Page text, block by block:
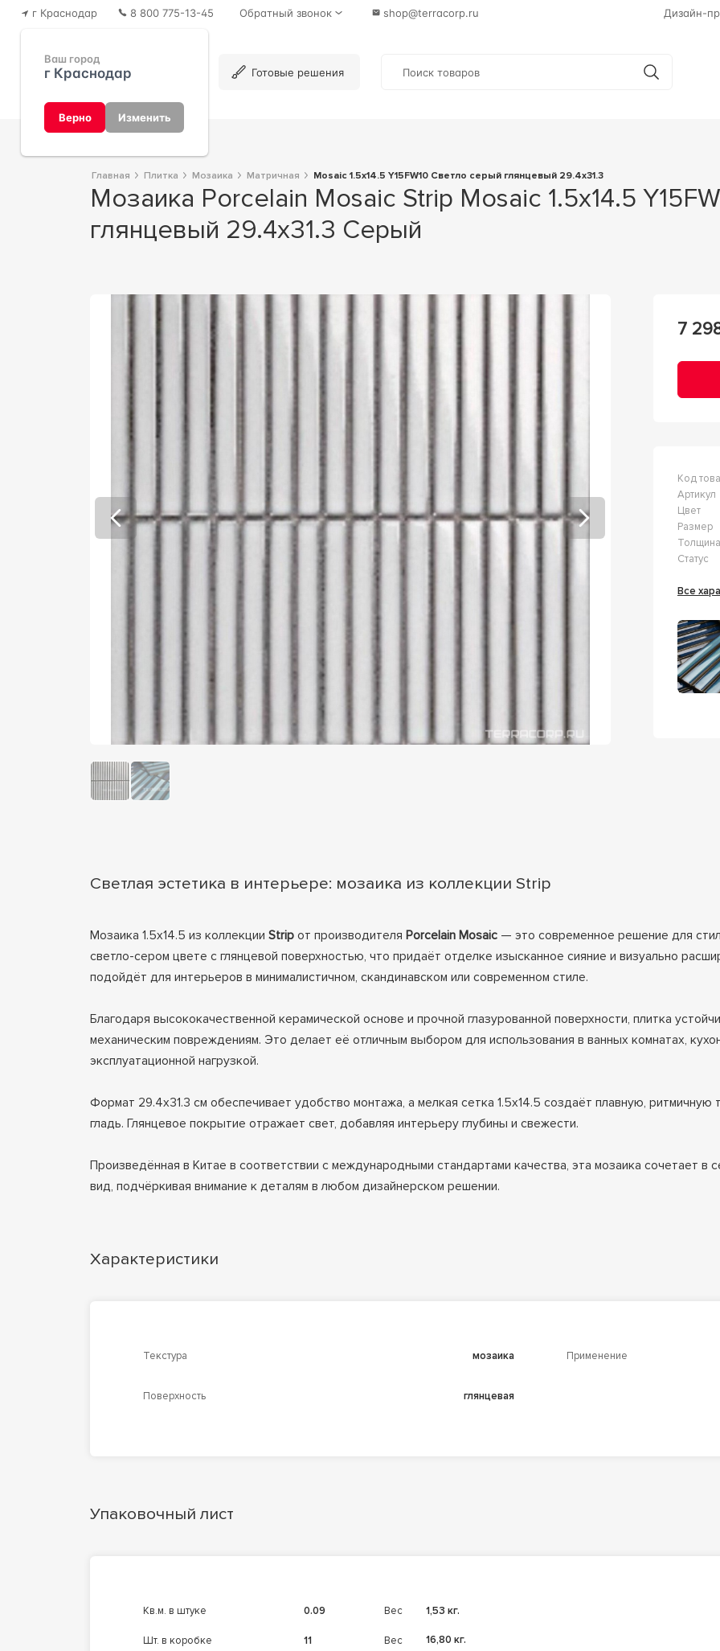
г Краснодар
Ваш город
г Краснодар
Верно Изменить
8 800 775-13-45 Обратный звонок shop@terracorp.ru Дизайн-
Готовые решения
Главная Плитка Мозаика Матричная Mosaic 1.5х14.5 Y15FW10 Светло серый глянцевый 29.4х31.3
Мозаика Porcelain Mosaic Strip Mosaic 1.5х14.5 Y15FW10 Светло серый
глянцевый 29.4х31.3 Серый
7
Код
Артикул
Цвет
Размер
Толщина
Статус
Все
Светлая эстетика в интерьере: мозаика из коллекции Strip
Мозаика 1.5х14.5 из коллекции Stripот производителя Porcelain Mosaic— это современное решение для
светло-сером цвете с глянцевой поверхностью, что придаёт отделке изысканное сияние и визуально
подойдёт для интерьеров в минималистичном, скандинавском или современном стиле.
Благодаря высококачественной керамической основе и прочной глазурованной поверхности, плитка
механическим повреждениям. Это делает её отличным выбором для использования в ванных комнатах,
эксплуатационной нагрузкой.
Формат 29.4х31.3 см обеспечивает удобство монтажа, а мелкая сетка 1.5х14.5 создаёт плавную,
гладь. Глянцевое покрытие отражает свет, добавляя интерьеру глубины и свежести.
Произведённая в Китае в соответствии с международными стандартами качества, эта мозаика сочетает в
вид, подчёркивая внимание к деталям в любом дизайнерском решении.
Характеристики
Текстура мозаика Применение
Поверхность глянцевая
Упаковочный лист
кв.м. в штуке 0.09 Вес 1,53 кг.
шт. в коробке 11 Вес 16,80 кг.